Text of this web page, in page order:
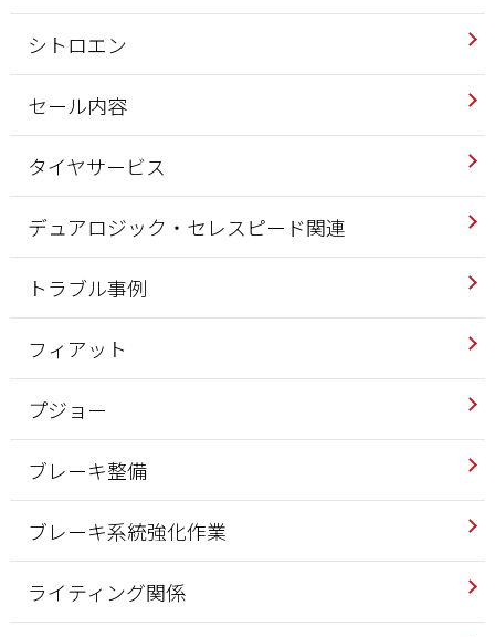
シトロエン
セール内容
タイヤサービス
デュアロジック・セレスピード関連
トラブル事例
フィアット
プジョー
ブレーキ整備
ブレーキ系統強化作業
ライティング関係